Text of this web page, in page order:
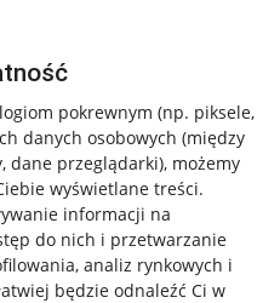
pokrewnym (np. piksele,
danych osobowych (między
dane przeglądarki), możemy
wyświetlane treści.
informacji na
do nich i przetwarzanie
analiz rynkowych i
będzie odnaleźć Ci w